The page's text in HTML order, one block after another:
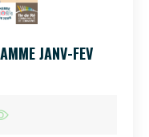
JANV-FEV